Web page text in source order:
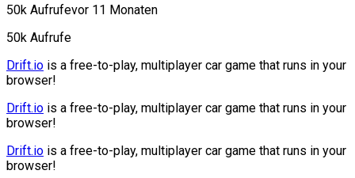
50k Aufrufevor 11 Monaten
50k Aufrufe
Drift.io is a free-to-play, multiplayer car game that runs in your
browser!
Drift.io is a free-to-play, multiplayer car game that runs in your
browser!
Drift.io is a free-to-play, multiplayer car game that runs in your
browser!